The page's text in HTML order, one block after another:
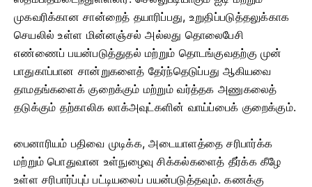
முகவரிக்கான சான்றைத் தயாரிப்பது, உறுதிப்படுத்தலுக்காக
செயலில் உள்ள மின்னஞ்சல் அல்லது தொலைபேசி
எண்ணைப் பயன்படுத்துதல் மற்றும் தொடங்குவதற்கு முன்
பாதுகாப்பான சான்றுகளைத் தேர்ந்தெடுப்பது ஆகியவை
தாமதங்களைக் குறைக்கும் மற்றும் வர்த்தக அணுகலைத்
தடுக்கும் தற்காலிக லாக்அவுட்களின் வாய்ப்பைக் குறைக்கும்.
பைனாரியம் பதிவை முடிக்க, அடையாளத்தை சரிபார்க்க
மற்றும் பொதுவான உள்நுழைவு சிக்கல்களைத் தீர்க்க கீழே
உள்ள சரிபார்ப்புப் பட்டியலைப் பயன்படுத்தவும். கணக்கு